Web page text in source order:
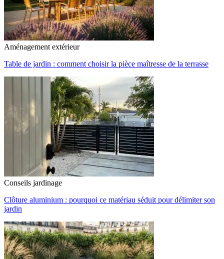
Aménagement extérieur
Table de jardin : comment choisir la pièce maîtresse de la terrasse
Conseils jardinage
Clôture aluminium : pourquoi ce matériau séduit pour délimiter son
jardin